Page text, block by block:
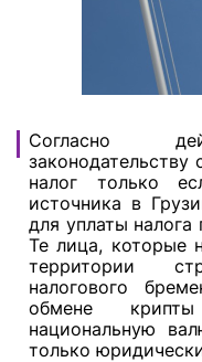
Согласно
законодательству
налог только
источника в
для уплаты налога
Те лица, которые
территории
налогового
обмене
национальную
только